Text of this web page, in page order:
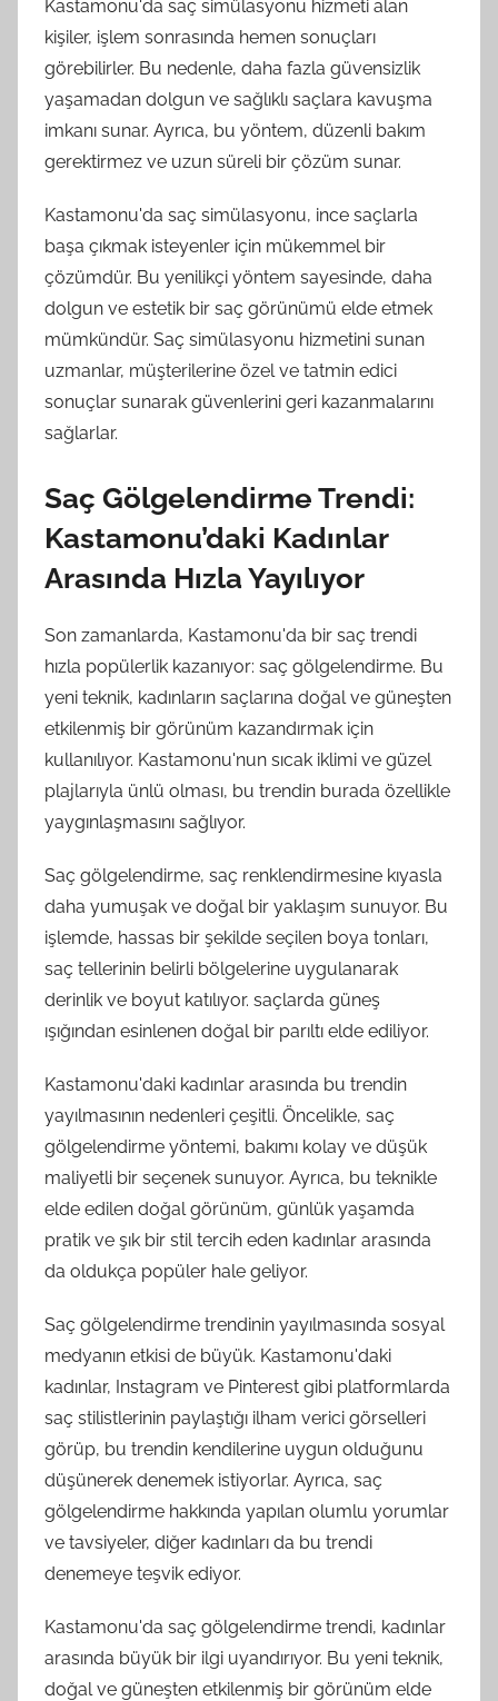
Kastamonu'da saç simülasyonu hizmeti alan
kişiler, işlem sonrasında hemen sonuçları
görebilirler. Bu nedenle, daha fazla güvensizlik
yaşamadan dolgun ve sağlıklı saçlara kavuşma
imkanı sunar. Ayrıca, bu yöntem, düzenli bakım
gerektirmez ve uzun süreli bir çözüm sunar.
Kastamonu'da saç simülasyonu, ince saçlarla
başa çıkmak isteyenler için mükemmel bir
çözümdür. Bu yenilikçi yöntem sayesinde, daha
dolgun ve estetik bir saç görünümü elde etmek
mümkündür. Saç simülasyonu hizmetini sunan
uzmanlar, müşterilerine özel ve tatmin edici
sonuçlar sunarak güvenlerini geri kazanmalarını
sağlarlar.
Saç Gölgelendirme Trendi:
Kastamonu’daki Kadınlar
Arasında Hızla Yayılıyor
Son zamanlarda, Kastamonu'da bir saç trendi
hızla popülerlik kazanıyor: saç gölgelendirme. Bu
yeni teknik, kadınların saçlarına doğal ve güneşten
etkilenmiş bir görünüm kazandırmak için
kullanılıyor. Kastamonu'nun sıcak iklimi ve güzel
plajlarıyla ünlü olması, bu trendin burada özellikle
yaygınlaşmasını sağlıyor.
Saç gölgelendirme, saç renklendirmesine kıyasla
daha yumuşak ve doğal bir yaklaşım sunuyor. Bu
işlemde, hassas bir şekilde seçilen boya tonları,
saç tellerinin belirli bölgelerine uygulanarak
derinlik ve boyut katılıyor. saçlarda güneş
ışığından esinlenen doğal bir parıltı elde ediliyor.
Kastamonu'daki kadınlar arasında bu trendin
yayılmasının nedenleri çeşitli. Öncelikle, saç
gölgelendirme yöntemi, bakımı kolay ve düşük
maliyetli bir seçenek sunuyor. Ayrıca, bu teknikle
elde edilen doğal görünüm, günlük yaşamda
pratik ve şık bir stil tercih eden kadınlar arasında
da oldukça popüler hale geliyor.
Saç gölgelendirme trendinin yayılmasında sosyal
medyanın etkisi de büyük. Kastamonu'daki
kadınlar, Instagram ve Pinterest gibi platformlarda
saç stilistlerinin paylaştığı ilham verici görselleri
görüp, bu trendin kendilerine uygun olduğunu
düşünerek denemek istiyorlar. Ayrıca, saç
gölgelendirme hakkında yapılan olumlu yorumlar
ve tavsiyeler, diğer kadınları da bu trendi
denemeye teşvik ediyor.
Kastamonu'da saç gölgelendirme trendi, kadınlar
arasında büyük bir ilgi uyandırıyor. Bu yeni teknik,
doğal ve güneşten etkilenmiş bir görünüm elde